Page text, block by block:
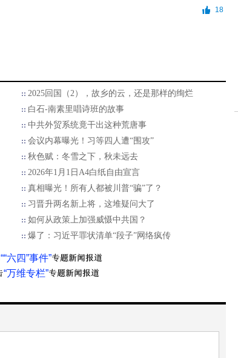
18
2025回国（2），故乡的云，还是那样的绚烂
白石-南素里唱诗班的故事
中共外贸系统竟干出这种荒唐事
会议内幕曝光！习等四人遭“围攻”
秋色赋：冬雪之下，秋未远去
2026年1月1日A4白纸自由宣言
真相曝光！所有人都被川普“骗”了？
习晋升两名新上将，这堆疑问大了
如何从政策上加强威慑中共国？
爆了：习近平罪状清单“段子”网络疯传
““六四”事件”
“万维专栏”